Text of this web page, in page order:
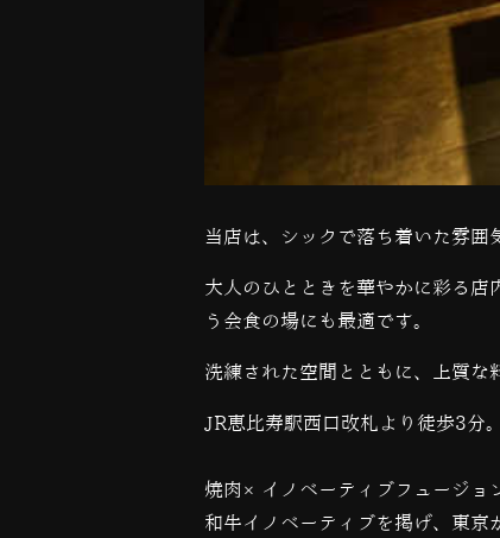
当店は、シックで落ち着いた雰囲
大人のひとときを華やかに彩る店
う会食の場にも最適です。
洗練された空間とともに、上質な
JR恵比寿駅西口改札より徒歩3分。
焼肉×イノベーティブフュージョ
和牛イノベーティブを掲げ、東